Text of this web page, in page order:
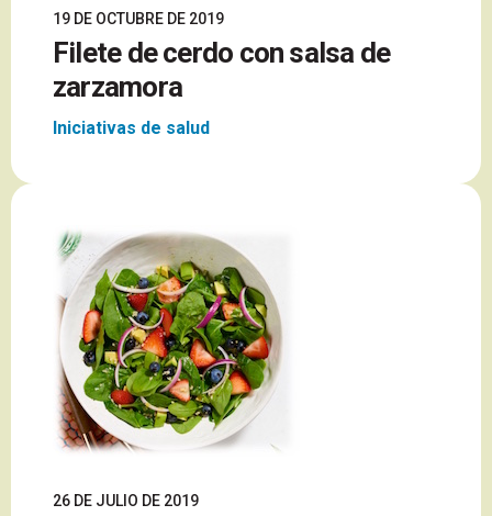
19 DE OCTUBRE DE 2019
Filete de cerdo con salsa de
zarzamora
Iniciativas de salud
26 DE JULIO DE 2019